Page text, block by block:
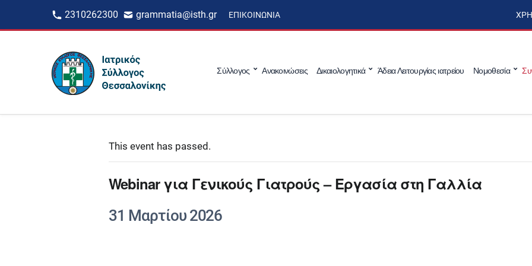
2310262300 grammatia@isth.gr ΕΠΙΚΟΙΝΩΝΊΑ
Σύλλογος Ανακοινώσεις Δικαιολογητικά Άδεια Λειτουργίας ιατρείου Νομοθεσία
This event has passed.
Webinar για Γενικούς Γιατρούς – Εργασία στη Γαλλία
31 Μαρτίου 2026